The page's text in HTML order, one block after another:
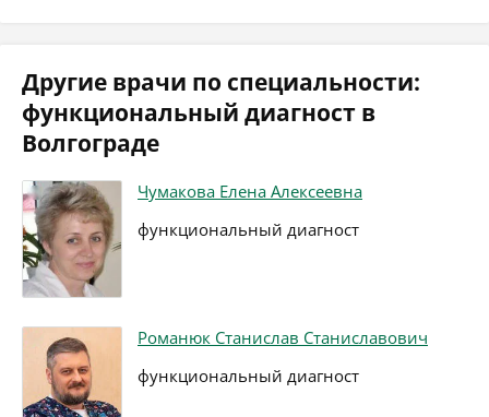
Другие врачи по специальности:
функциональный диагност в
Волгограде
Чумакова Елена Алексеевна
функциональный диагност
Романюк Станислав Станиславович
функциональный диагност